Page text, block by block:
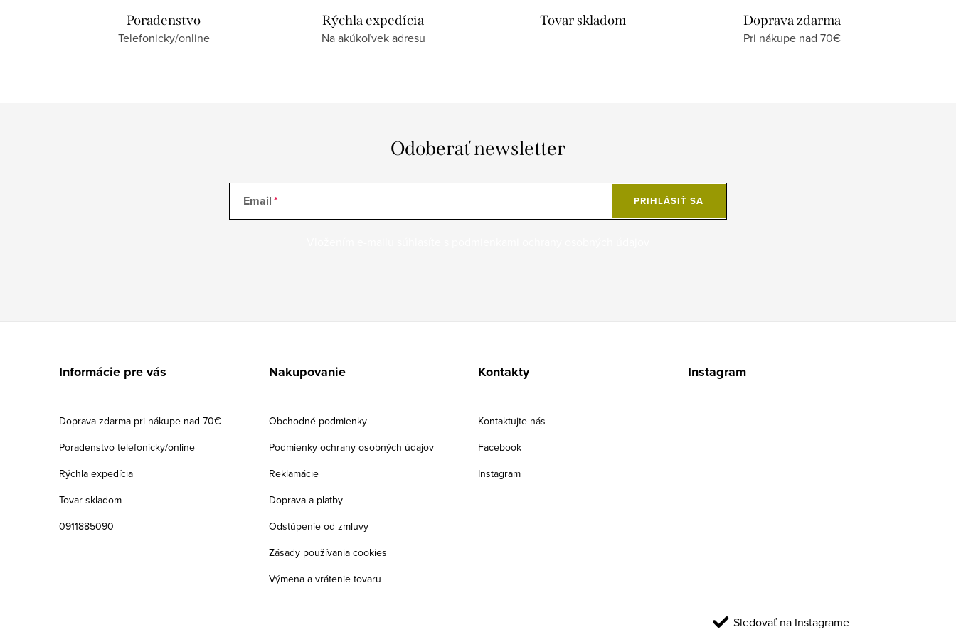
Poradenstvo
Telefonicky/online
Rýchla expedícia
Na akúkoľvek adresu
Tovar skladom Doprava zdarma
Pri nákupe nad 70€
Odoberať newsletter
Email PRIHLÁSIŤ SA
Informácie pre vás
Doprava zdarma pri nákupe nad 70€
Poradenstvo telefonicky/online
Rýchla expedícia
Tovar skladom
0911885090
Nakupovanie
Obchodné podmienky
Podmienky ochrany osobných údajov
Reklamácie
Doprava a platby
Odstúpenie od zmluvy
Zásady používania cookies
Výmena a vrátenie tovaru
Kontakty
Kontaktujte nás
Facebook
Instagram
Instagram
Sledovať na Instagrame